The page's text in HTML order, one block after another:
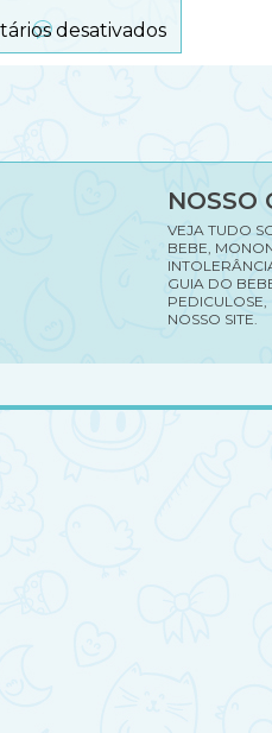
desativadosem
Exercício
NOSSO
VEJA TUDO
BEBE,
GUIA DO
PEDICULOSE,
NOSSO SITE.